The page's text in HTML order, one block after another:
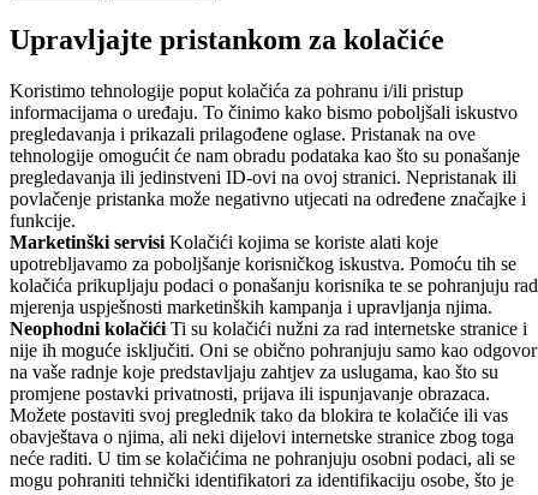
Upravljajte pristankom za kolačiće
Koristimo tehnologije poput kolačića za pohranu i/ili pristup
informacijama o uređaju. To činimo kako bismo poboljšali iskustvo
pregledavanja i prikazali prilagođene oglase. Pristanak na ove
tehnologije omogućit će nam obradu podataka kao što su ponašanje
pregledavanja ili jedinstveni ID-ovi na ovoj stranici. Nepristanak ili
povlačenje pristanka može negativno utjecati na određene značajke i
funkcije.
Marketinški servisi Kolačići kojima se koriste alati koje
upotrebljavamo za poboljšanje korisničkog iskustva. Pomoću tih se
kolačića prikupljaju podaci o ponašanju korisnika te se pohranjuju
mjerenja uspješnosti marketinških kampanja i upravljanja njima.
Neophodni kolačići Ti su kolačići nužni za rad internetske stranice i
nije ih moguće isključiti. Oni se obično pohranjuju samo kao odgovor
na vaše radnje koje predstavljaju zahtjev za uslugama, kao što su
promjene postavki privatnosti, prijava ili ispunjavanje obrazaca.
Možete postaviti svoj preglednik tako da blokira te kolačiće ili vas
obavještava o njima, ali neki dijelovi internetske stranice zbog toga
neće raditi. U tim se kolačićima ne pohranjuju osobni podaci, ali se
mogu pohraniti tehnički identifikatori za identifikaciju osobe, što je